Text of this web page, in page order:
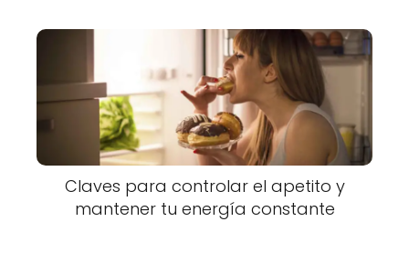
Claves para controlar el apetito y
mantener tu energía constante